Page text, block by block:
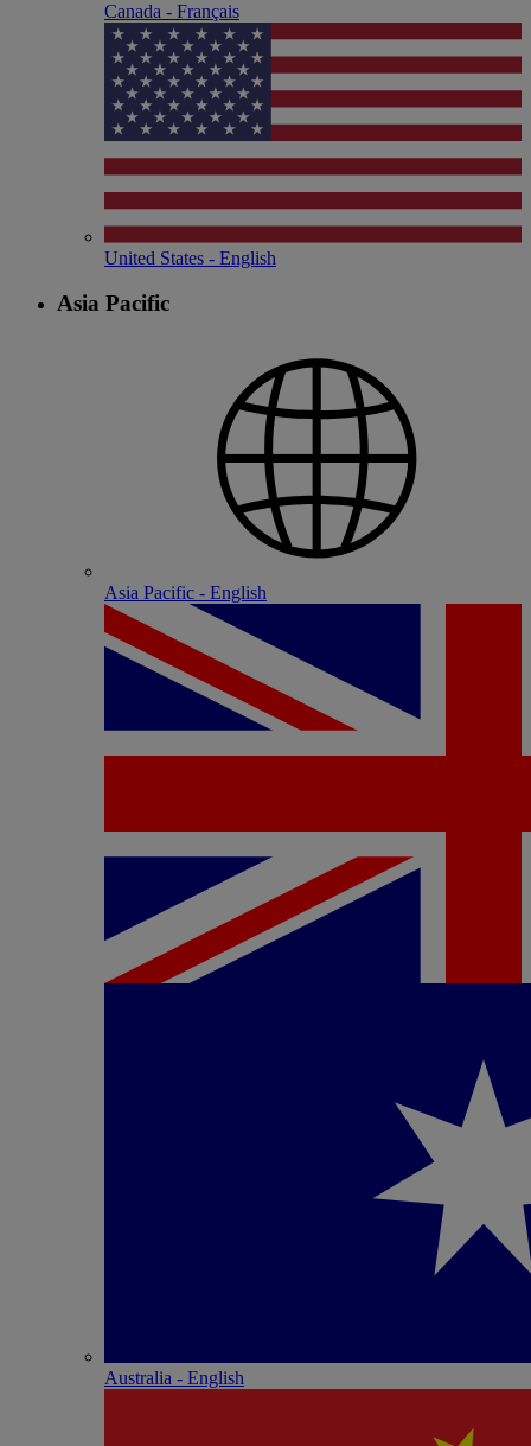
Canada - Français
United States - English
Asia Pacific
Asia Pacific - English
Australia - English